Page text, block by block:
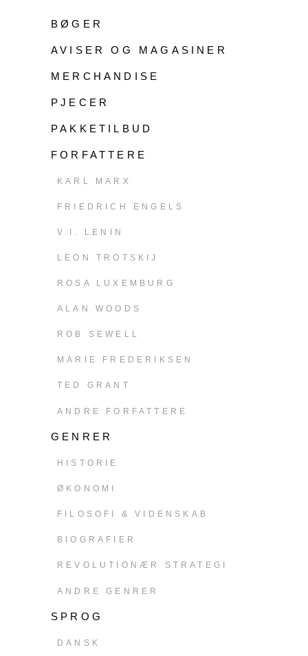
BØGER
AVISER OG MAGASINER
MERCHANDISE
PJECER
PAKKETILBUD
FORFATTERE
KARL MARX
FRIEDRICH ENGELS
V.I. LENIN
LEON TROTSKIJ
ROSA LUXEMBURG
ALAN WOODS
ROB SEWELL
MARIE FREDERIKSEN
TED GRANT
ANDRE FORFATTERE
GENRER
HISTORIE
ØKONOMI
FILOSOFI & VIDENSKAB
BIOGRAFIER
REVOLUTIONÆR STRATEGI
ANDRE GENRER
SPROG
DANSK